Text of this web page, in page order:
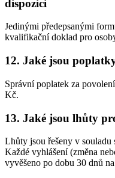
dispozici
Jedinými předepsanými
kvalifikační doklad pro
12. Jaké jsou
Správní poplatek za
Kč.
13. Jaké jsou lhůty
Lhůty jsou řešeny v souladu
Každé vyhlášení (změna
vyvěšeno po dobu 30 dnů